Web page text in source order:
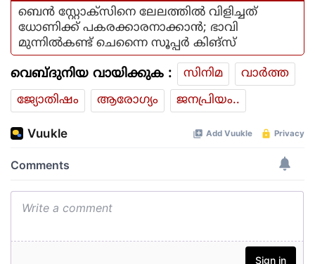
ബെന്‍ സ്റ്റോക്‌സിനെ ലേലത്തില്‍ വിളിച്ചത്
ധോണിക്ക് പകരക്കാരനാക്കാന്‍; ഭാവി
മുന്നില്‍കണ്ട് ചെന്നൈ സൂപ്പര്‍ കിങ്‌സ്
വെബ്ദുനിയ വായിക്കുക : സിനിമ
വാര്‍ത്ത
ജ്യോതിഷം
ആരോഗ്യം ജനപ്രിയം..